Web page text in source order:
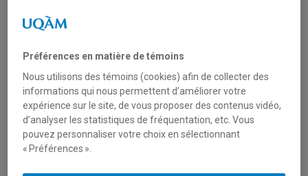
Offre d'emploi | Poste de
professeur·e en géographie
humaine - Modes d'habiter et
identités socioterritoriales |
Géographie UQAM
Le Département de géographie de l’Université du Québec
poste régulier de professeure ou professeur en
Préférences en matière de témoins
Nous utilisons des témoins (cookies) afin de collecter des
informations qui nous permettent d’améliorer votre
expérience sur le site, de vous proposer des contenus vidéo,
d’analyser les statistiques de fréquentation, etc. Vous
pouvez personnaliser votre choix en sélectionnant
« Préférences ».